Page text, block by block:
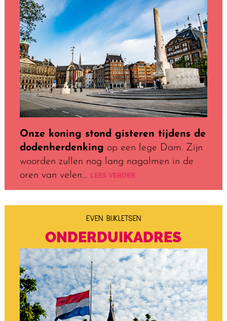
Onze koning stond gisteren tijdens de
dodenherdenking op een lege Dam. Zijn
woorden zullen nog lang nagalmen in de
oren van velen… LEES VERDER
EVEN BIJKLETSEN
ONDERDUIK­ADRES